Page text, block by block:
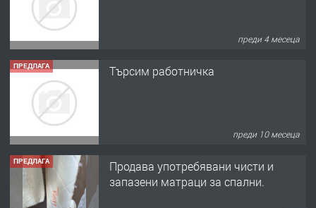
преди 4 месеца
ПРЕДЛАГА Търсим работничка
преди 10 месеца
ПРЕДЛАГА
Продава употребявани чисти и
запазени матраци за спални.